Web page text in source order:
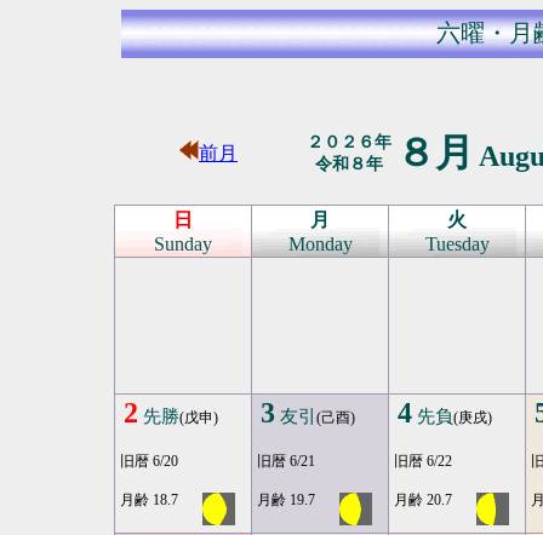
六曜・月
前月
２０２６年
令和８年
８月
日
Sunday
月
Monday
火
Tuesday
2 先勝(戊申)
旧暦 6/20
月齢 18.7
3 友引 (己酉)
旧暦 6/21
月齢 19.7
4 先負(庚戌)
旧暦 6/22
月齢 20.7